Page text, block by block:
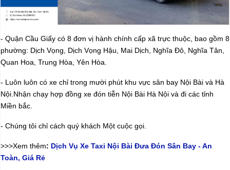
- Quận Cầu Giấy có 8 đơn vị hành chính cấp xã trực thuộc, bao gồm 8
phường: Dịch Vọng, Dịch Vọng Hậu, Mai Dịch, Nghĩa Đô, Nghĩa Tân,
Quan Hoa, Trung Hòa, Yên Hòa.
- Luôn luôn có xe chỉ trong mười phút khu vực sân bay Nội Bài và Hà
Nội.Nhận chạy hợp đồng xe đón tiễn Nội Bài Hà Nội và đi các tỉnh
Miền bắc.
- Chúng tôi chỉ cách quý khách Một cuộc gọi.
>>>Xem thêm: Dịch Vụ Xe Taxi Nội Bài Đưa Đón Sân Bay - An
Toàn, Giá Rẻ